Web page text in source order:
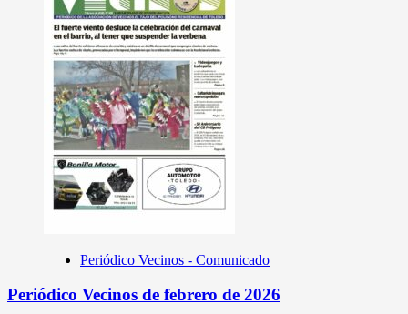
Periódico Vecinos - Comunicado
Periódico Vecinos de febrero de 2026